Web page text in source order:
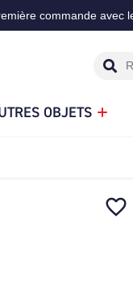
commande avec
OBJETS
favorite_border